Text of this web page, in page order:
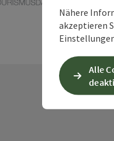
Nähere
akzeptieren
Alle